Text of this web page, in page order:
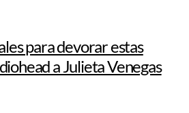
para devorar estas
a Julieta Venegas